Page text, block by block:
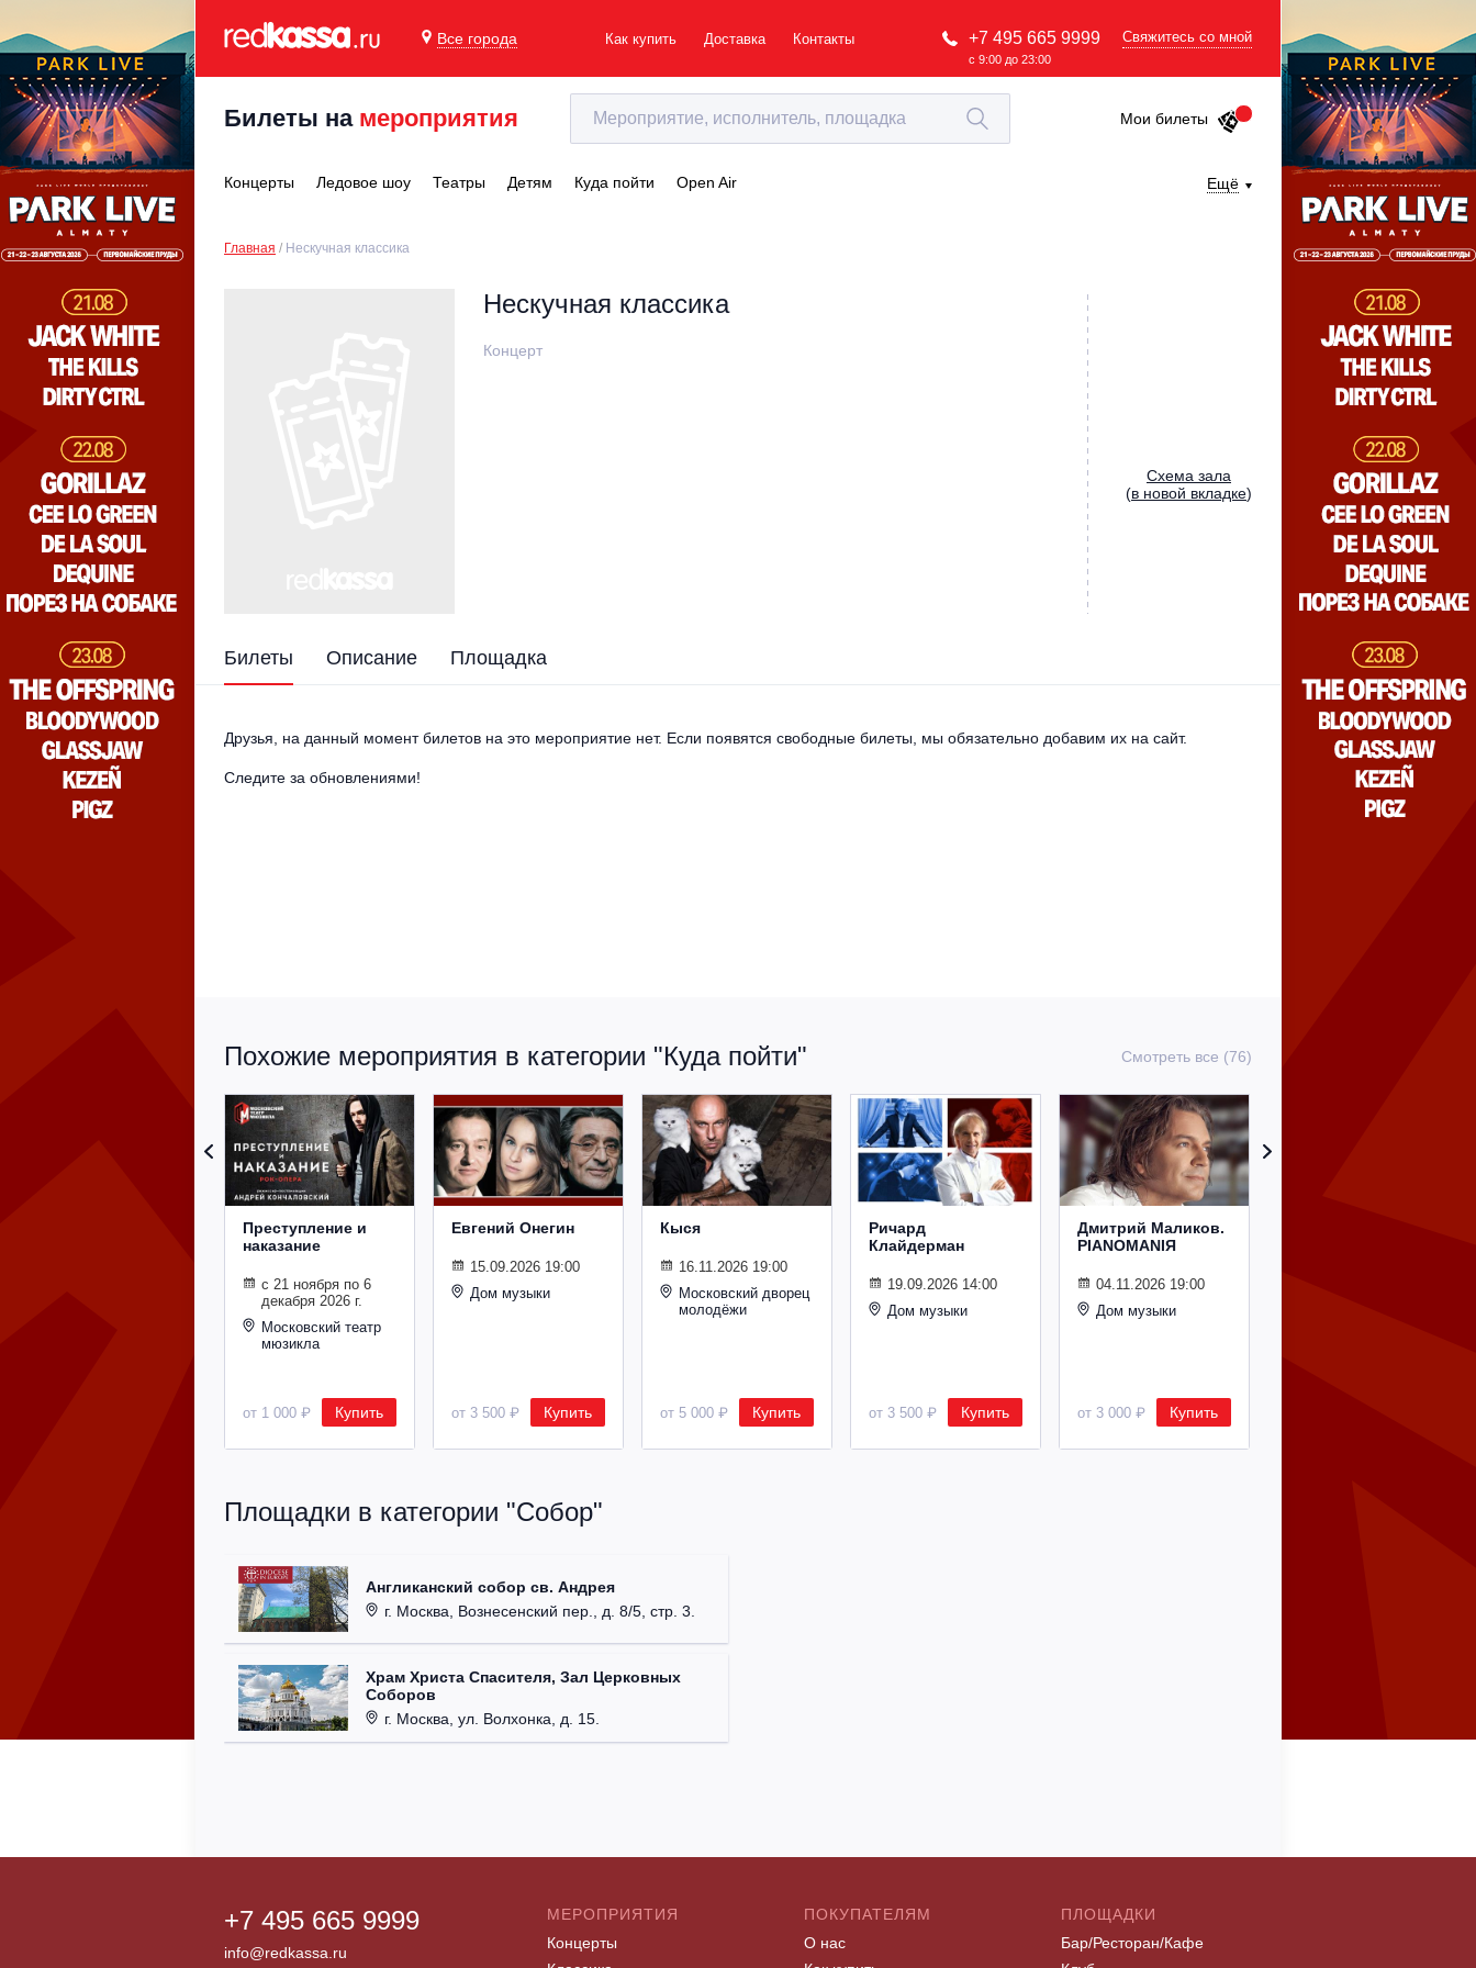
Все города Как купить Доставка Контакты +7 495 665 9999
с 9:00 до 23:00
Свяжитесь со мной
Билеты на мероприятия Мои билеты
Концерты Ледовое шоу Театры Детям Куда пойти Open Air Ещё
Главная Нескучная классика
Нескучная классика
Концерт
Cхема зала
(в новой вкладке)
Билеты Описание Площадка
Друзья, на данный момент билетов на это мероприятие нет. Если появятся свободные билеты, мы обязательно добавим их на сайт.
Следите за обновлениями!
Похожие мероприятия в категории "Куда пойти" Смотреть все (76)
Преступление и
наказание
с 21 ноября по 6
декабря 2026 г.
Московский театр
мюзикла
от 1 000 ₽ Купить
Евгений Онегин
15.09.2026 19:00
Дом музыки
от 3 500 ₽ Купить
Кыся
16.11.2026 19:00
Московский дворец
молодёжи
от 5 000 ₽ Купить
Ричард
Клайдерман
19.09.2026 14:00
Дом музыки
от 3 500 ₽ Купить
Дмитрий Маликов.
PIANOMANIЯ
04.11.2026 19:00
Дом музыки
от 3 000 ₽ Купить
Площадки в категории "Собор"
Англиканский собор св. Андрея
г. Москва, Вознесенский пер., д. 8/5, стр. 3.
Храм Христа Спасителя, Зал Церковных
Соборов
г. Москва, ул. Волхонка, д. 15.
+7 495 665 9999
info@redkassa.ru
МЕРОПРИЯТИЯ
Концерты
ПОКУПАТЕЛЯМ
О нас
ПЛОЩАДКИ
Бар/Ресторан/Кафе